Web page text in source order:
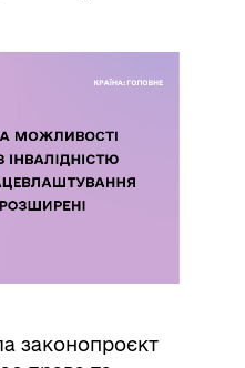
законопроєкт